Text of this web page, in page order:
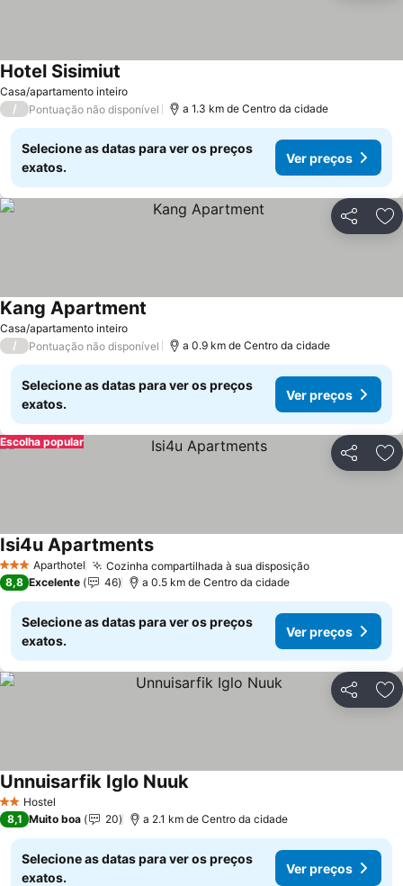
Casa/apartamento inteiro
Hotel Sisimiut
/ Pontuação não disponível a 1.3 km de Centro da cidade
Selecione as datas para ver os preços
exatos.
Ver preços
Partilhar
Casa/apartamento inteiro
Kang Apartment
/ Pontuação não disponível a 0.9 km de Centro da cidade
Selecione as datas para ver os preços
exatos.
Ver preços
Partilhar
Escolha popular
3 EstrelasAparthotel Cozinha compartilhada à sua disposiçãoVer preços
Isi4u ApartmentsVer preços
8,8 Excelente 46 a 0.5 km de Centro da cidade
Selecione as datas para ver os preços
exatos.
Ver preços
Partilhar
2 Estrelas
Hostel
Unnuisarfik Iglo NuukVer preços
8,1 Muito boa 20 a 2.1 km de Centro da cidade
Selecione as datas para ver os preços
exatos.
Ver preços